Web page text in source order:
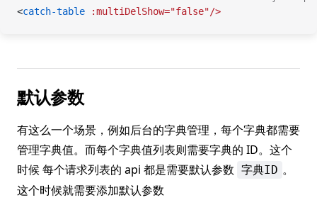
<catch-table :multiDelShow="false"/>
默认参数
有这么一个场景，例如后台的字典管理，每个字典都需要
管理字典值。而每个字典值列表则需要字典的 ID。这个
时候 每个请求列表的 api 都是需要默认参数 字典ID 。
这个时候就需要添加默认参数